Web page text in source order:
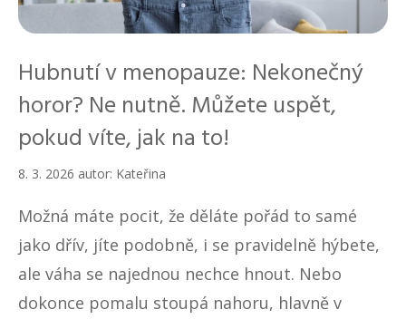
Hubnutí v menopauze: Nekonečný
horor? Ne nutně. Můžete uspět,
pokud víte, jak na to!
8. 3. 2026 autor: Kateřina
Možná máte pocit, že děláte pořád to samé
jako dřív, jíte podobně, i se pravidelně hýbete,
ale váha se najednou nechce hnout. Nebo
dokonce pomalu stoupá nahoru, hlavně v